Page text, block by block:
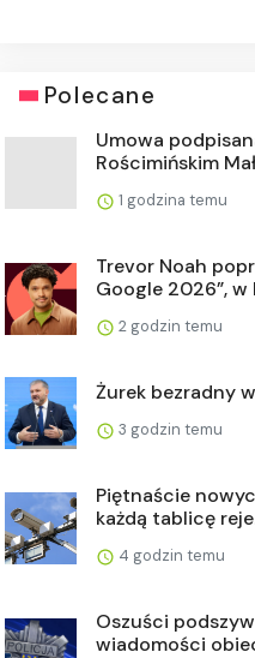
Polecane
Umowa
Rościmińskim
1 godzina temu
Trevor Noah
Google 2026”, w
2 godzin temu
Żurek bezradny
3 godzin temu
Piętnaście
każdą tablicę
4 godzin temu
Oszuści
wiadomości